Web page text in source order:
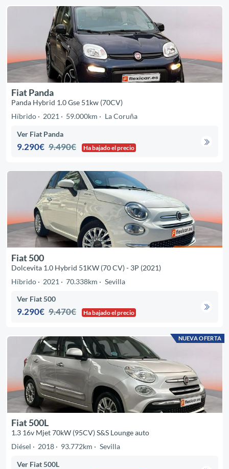
Fiat Panda
Panda Hybrid 1.0 Gse 51kw (70CV)
Híbrido
2021 59.000km La Coruña
Ver Fiat Panda
9.290€ 9.490€ Ha bajado el precio
Fiat 500
Dolcevita 1.0 Hybrid 51KW (70 CV) - 3P (2021)
Híbrido
2021 70.338km Sevilla
Ver Fiat 500
9.290€ 9.470€ Ha bajado el precio
NUEVA OFERTA
Fiat 500L
1.3 16v Mjet 70kW (95CV) S&S Lounge auto
Diésel
2018 93.772km Sevilla
Ver Fiat 500L